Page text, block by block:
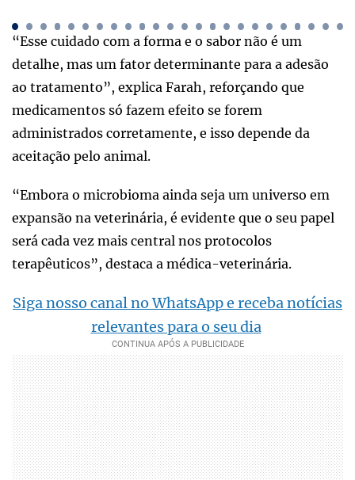
“Esse cuidado com a forma e o sabor não é um
detalhe, mas um fator determinante para a adesão
ao tratamento”, explica Farah, reforçando que
medicamentos só fazem efeito se forem
administrados corretamente, e isso depende da
aceitação pelo animal.
“Embora o microbioma ainda seja um universo em
expansão na veterinária, é evidente que o seu papel
será cada vez mais central nos protocolos
terapêuticos”, destaca a médica-veterinária.
Siga nosso canal no WhatsApp e receba notícias
relevantes para o seu dia